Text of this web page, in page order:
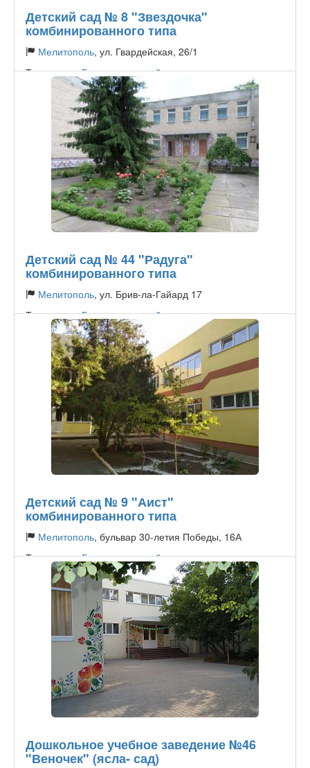
Детский сад № 8 "Звездочка"
комбинированного типа
Мелитополь, ул. Гвардейская, 26/1
Тип садика:Государственный
Детский сад № 44 "Радуга"
комбинированного типа
Мелитополь, ул. Брив-ла-Гайард 17
Тип садика:Государственный
Детский сад № 9 "Аист"
комбинированного типа
Мелитополь, бульвар 30-летия Победы, 16А
Тип садика:Государственный
Дошкольное учебное заведение №46
"Веночек" (ясла- сад)